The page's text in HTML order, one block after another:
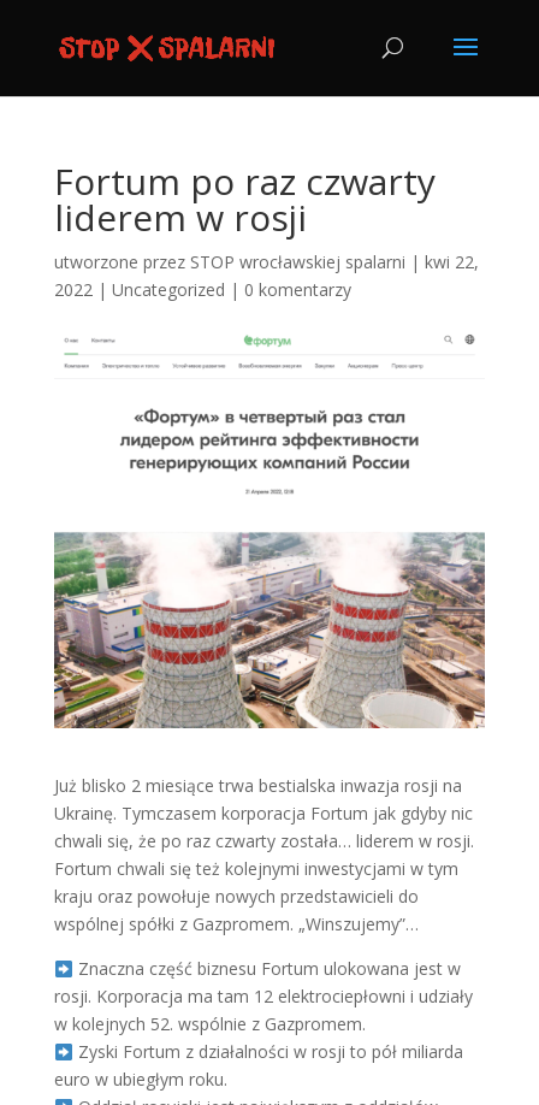
Fortum po raz czwarty
liderem w rosji
utworzone przez STOP wrocławskiej spalarni | kwi 22,
2022| Uncategorized | 0 komentarzy
Już blisko 2 miesiące trwa bestialska inwazja rosji na
Ukrainę. Tymczasem korporacja Fortum jak gdyby nic
chwali się, że po raz czwarty została… liderem w rosji.
Fortum chwali się też kolejnymi inwestycjami w tym
kraju oraz powołuje nowych przedstawicieli do
wspólnej spółki z Gazpromem. „Winszujemy”…
Znaczna część biznesu Fortum ulokowana jest w
rosji. Korporacja ma tam 12 elektrociepłowni i udziały
w kolejnych 52. wspólnie z Gazpromem.
Zyski Fortum z działalności w rosji to pół miliarda
euro w ubiegłym roku.